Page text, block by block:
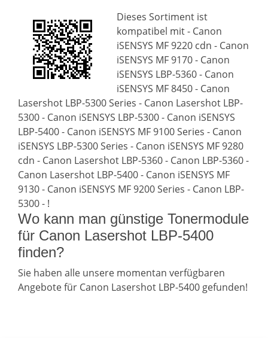
Dieses Sortiment ist
kompatibel mit - Canon
iSENSYS MF 9220 cdn - Canon
iSENSYS MF 9170 - Canon
iSENSYS LBP-5360 - Canon
iSENSYS MF 8450 - Canon
Lasershot LBP-5300 Series - Canon Lasershot LBP-
5300 - Canon iSENSYS LBP-5300 - Canon iSENSYS
LBP-5400 - Canon iSENSYS MF 9100 Series - Canon
iSENSYS LBP-5300 Series - Canon iSENSYS MF 9280
cdn - Canon Lasershot LBP-5360 - Canon LBP-5360 -
Canon Lasershot LBP-5400 - Canon iSENSYS MF
9130 - Canon iSENSYS MF 9200 Series - Canon LBP-
5300 - !
Wo kann man günstige Tonermodule
für Canon Lasershot LBP-5400
finden?
Sie haben alle unsere momentan verfügbaren
Angebote für Canon Lasershot LBP-5400 gefunden!